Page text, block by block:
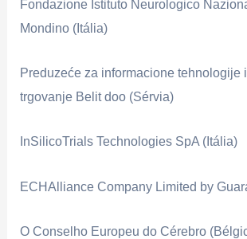
Fondazione Istituto Neurologico
Mondino (Itália)
Preduzeće za informacione tehnologije
trgovanje Belit doo (Sérvia)
InSilicoTrials Technologies SpA (Itália)
ECHAlliance Company Limited by
O Conselho Europeu do Cérebro